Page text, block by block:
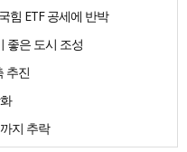
힘 ETF 공세에 반박
좋은 도시 조성
추진
지 추락